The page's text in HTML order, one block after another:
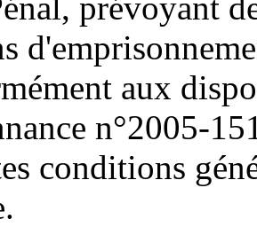
aux
n°2005-
conditions